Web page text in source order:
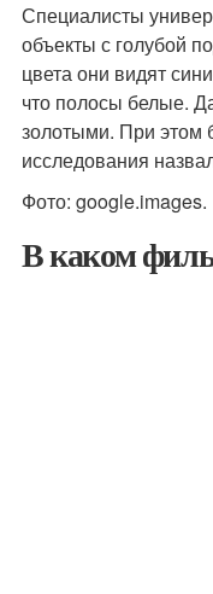
Специалисты
объекты с голубой
цвета они видят
что полосы белые.
золотыми. При этом
исследования
Фото: google.images.
В каком